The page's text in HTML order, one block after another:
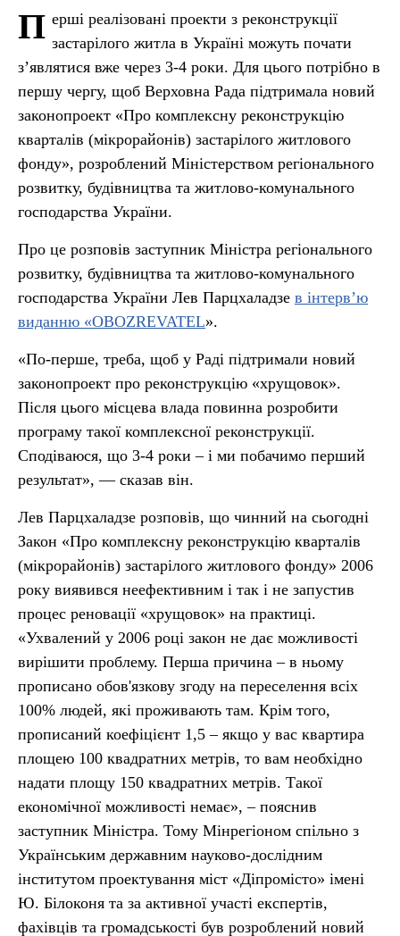
П ерші реалізовані проекти з реконструкції
застарілого житла в Україні можуть почати
з’являтися вже через 3-4 роки. Для цього потрібно в
першу чергу, щоб Верховна Рада підтримала новий
законопроект «Про комплексну реконструкцію
кварталів (мікрорайонів) застарілого житлового
фонду», розроблений Міністерством регіонального
розвитку, будівництва та житлово-комунального
господарства України.
Про це розповів заступник Міністра регіонального
розвитку, будівництва та житлово-комунального
господарства України Лев Парцхаладзе в інтерв’ю
виданню «OBOZREVATEL».
«По-перше, треба, щоб у Раді підтримали новий
законопроект про реконструкцію «хрущовок».
Після цього місцева влада повинна розробити
програму такої комплексної реконструкції.
Сподіваюся, що 3-4 роки – і ми побачимо перший
результат», — сказав він.
Лев Парцхаладзе розповів, що чинний на сьогодні
Закон «Про комплексну реконструкцію кварталів
(мікрорайонів) застарілого житлового фонду» 2006
року виявився неефективним і так і не запустив
процес реновації «хрущовок» на практиці.
«Ухвалений у 2006 році закон не дає можливості
вирішити проблему. Перша причина – в ньому
прописано обов'язкову згоду на переселення всіх
100% людей, які проживають там. Крім того,
прописаний коефіцієнт 1,5 – якщо у вас квартира
площею 100 квадратних метрів, то вам необхідно
надати площу 150 квадратних метрів. Такої
економічної можливості немає», – пояснив
заступник Міністра. Тому Мінрегіоном спільно з
Українським державним науково-дослідним
інститутом проектування міст «Діпромісто» імені
Ю. Білоконя та за активної участі експертів,
фахівців та громадськості був розроблений новий